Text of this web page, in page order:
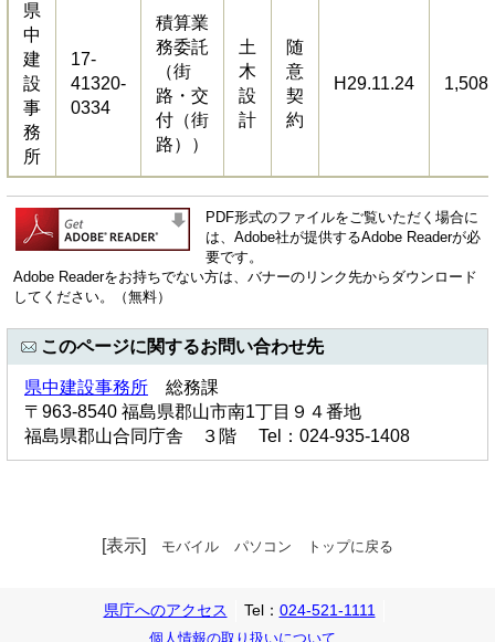
県
中
建
設
事
務
所
17-
41320-
0334
積算業
務委託
（街
路・交
付（街
路））
土
木
設
計
随
意
契
約
H29.11.24
PDF形式のファイルをご覧いただく場合に
は、Adobe社が提供するAdobe Readerが必
要です。
Adobe Readerをお持ちでない方は、バナーのリンク先からダウンロード
してください。（無料）
このページに関するお問い合わせ先
県中建設事務所 総務課
〒963-8540 福島県郡山市南1丁目９４番地
福島県郡山合同庁舎 ３階 Tel：024-935-1408
[表示] モバイル パソコン トップに戻る
県庁へのアクセス Tel： 024-521-1111
個人情報の取り扱いについて